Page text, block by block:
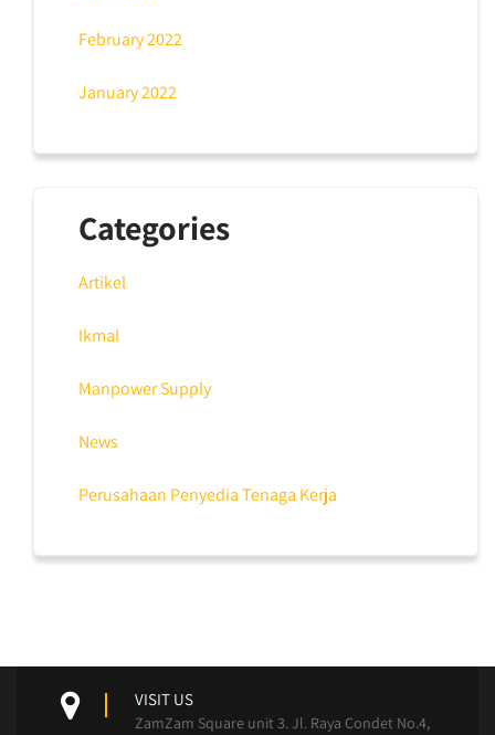
February 2022
January 2022
Categories
Artikel
Ikmal
Manpower Supply
News
Perusahaan Penyedia Tenaga Kerja
VISIT US
ZamZam Square unit 3. Jl. Raya Condet No.4,